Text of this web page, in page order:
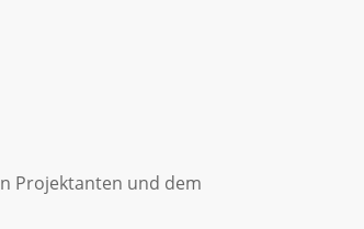
Projektanten und dem